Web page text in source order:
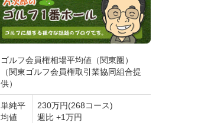
ゴルフ会員権相場平均値（関東圏）
（関東ゴルフ会員権取引業協同組合提
供）
単純平
均値
230万円(268コース)
週比 +1万円